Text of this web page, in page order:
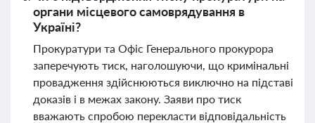
органи місцевого самоврядування в
Україні?
Прокуратури та Офіс Генерального прокурора
заперечують тиск, наголошуючи, що кримінальні
провадження здійснюються виключно на підставі
доказів і в межах закону. Заяви про тиск
вважають спробою перекласти відповідальність